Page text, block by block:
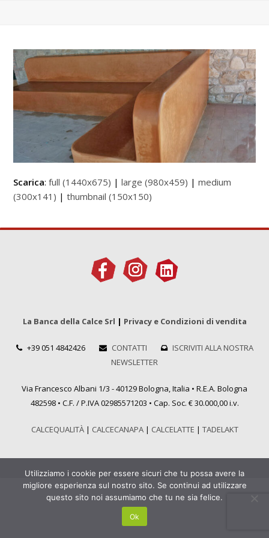
Scarica:full (1440x675) |large (980x459) |medium
(300x141) |thumbnail (150x150)
La Banca della Calce Srl | Privacy e Condizioni di vendita
+39 051 4842426 CONTATTI
ISCRIVITI ALLA NOSTRA
NEWSLETTER
Via Francesco Albani 1/3 - 40129 Bologna, Italia • R.E.A. Bologna
482598 • C.F. / P.IVA 02985571203 • Cap. Soc. € 30.000,00 i.v.
CALCEQUALITÀ| CALCECANAPA| CALCELATTE | TADELAKT
Utilizziamo i cookie per essere sicuri che tu possa avere la
migliore esperienza sul nostro sito. Se continui ad utilizzare
questo sito noi assumiamo che tu ne sia felice.
Ok